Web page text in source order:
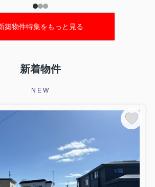
築物件特集をもっと見る
新着物件
NEW